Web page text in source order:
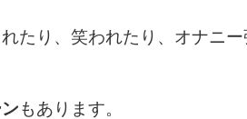
たり、笑われたり、オナニ
もあります。